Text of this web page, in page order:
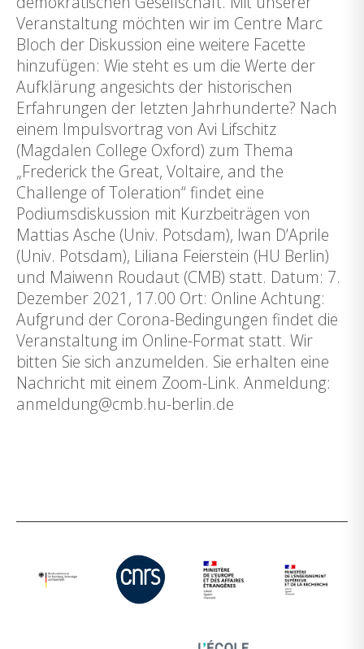
Veranstaltung möchten wir im Centre Marc
Bloch der Diskussion eine weitere Facette
hinzufügen: Wie steht es um die Werte der
Aufklärung angesichts der historischen
Erfahrungen der letzten Jahrhunderte? Nach
einem Impulsvortrag von Avi Lifschitz
(Magdalen College Oxford) zum Thema
„Frederick the Great, Voltaire, and the
Challenge of Toleration“ findet eine
Podiumsdiskussion mit Kurzbeiträgen von
Mattias Asche (Univ. Potsdam), Iwan D’Aprile
(Univ. Potsdam), Liliana Feierstein (HU Berlin)
und Maiwenn Roudaut (CMB) statt. Datum: 7.
Dezember 2021, 17.00 Ort: Online Achtung:
Aufgrund der Corona-Bedingungen findet die
Veranstaltung im Online-Format statt. Wir
bitten Sie sich anzumelden. Sie erhalten eine
Nachricht mit einem Zoom-Link. Anmeldung:
anmeldung@cmb.hu-berlin.de